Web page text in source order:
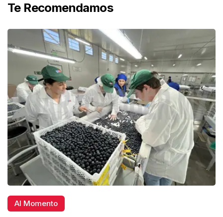
Te Recomendamos
Al Momento